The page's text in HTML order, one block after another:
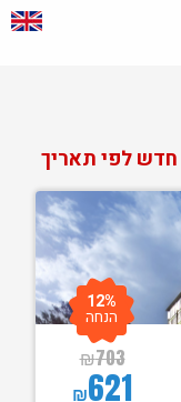
חדש לפי תאריך
₪703
₪621
12%
הנחה